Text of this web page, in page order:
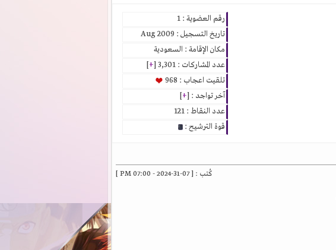
رقم العضوية : 1
تاريخ التسجيل : Aug 2009
مكان الإقامة : السعودية
عدد المشاركات : 3,301 [
+
]
تلقيت اعجاب : 968
آخر تواجد : [+
]
عدد النقاط : 121
قوة الترشيح :
كُتب : [ 07-31-2024 - 07:00 PM ]